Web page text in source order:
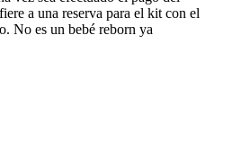
a una reserva para el kit con el
No es un bebé reborn ya